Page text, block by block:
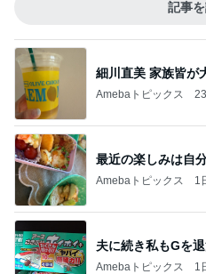
Amebaトピックス
最近の楽しみは自
Amebaトピックス 1
夫に続き私もGを
Amebaトピックス 1
届いた春夏用の物
Amebaトピックス 1